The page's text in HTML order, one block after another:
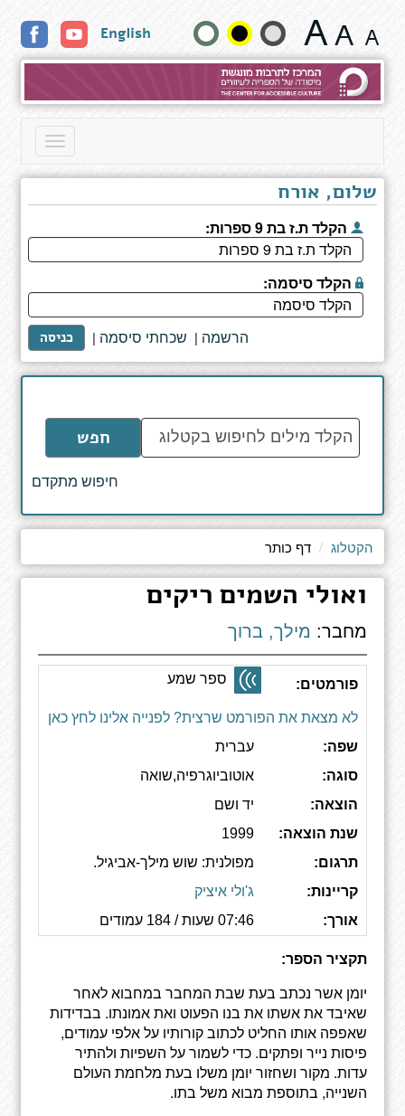
השמים
ריקים
שנה
גודל
טקסט
English
Toggle
שלום, אורח
הקלד ת.ז בת 9 ספרות:
הקלד סיסמה:
כניסה | שכחתי סיסמה | הרשמה
הקלד
מילים
לחיפוש
חפש
חיפוש מתקדם
הקטלוג דף כותר
ואולי השמים ריקים
מחבר: מילך, ברוך
פורמטים: ספר שמע
לא מצאת את הפורמט שרצית? לפנייה אלינו לחץ כאן
שפה:
עברית
סוגה:
אוטוביוגרפיה,שואה
הוצאה:
יד ושם
שנת הוצאה:
1999
תרגום:
מפולנית: שוש מילך-אביגיל.
קריינות:
ג'ולי איציק
אורך:
07:46 שעות / 184 עמודים
תקציר הספר:
יומן אשר נכתב בעת שבת המחבר במחבוא לאחר
שאיבד את אשתו את בנו הפעוט ואת אמונתו. בבדידות
שאפפה אותו החליט לכתוב קורותיו על אלפי עמודים,
פיסות נייר ופתקים. כדי לשמור על השפיות ולהתיר
עדות. מקור ושחזור יומן משלו בעת מלחמת העולם
השנייה, בתוספת מבוא משל בתו.